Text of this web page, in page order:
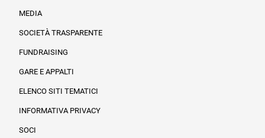
MEDIA
SOCIETÀ TRASPARENTE
FUNDRAISING
GARE E APPALTI
ELENCO SITI TEMATICI
INFORMATIVA PRIVACY
SOCI